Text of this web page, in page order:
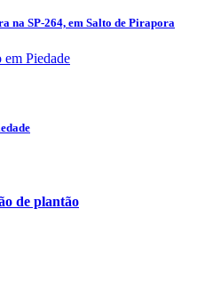
na SP-264, em Salto de Pirapora
de plantão